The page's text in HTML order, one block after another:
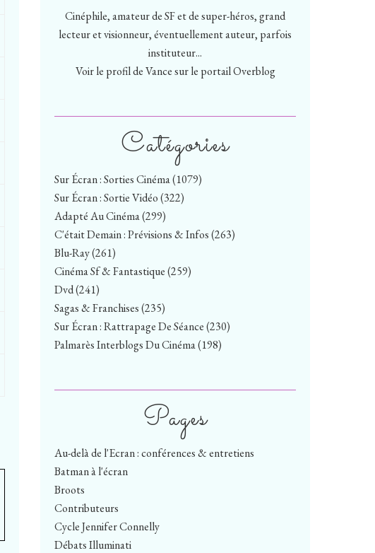
Catégories
Sur Écran : Sorties Cinéma(1079)
Sur Écran : Sortie Vidéo(322)
Adapté Au Cinéma(299)
C'était Demain : Prévisions & Infos(263)
Blu-Ray(261)
Cinéma Sf & Fantastique(259)
Dvd(241)
Sagas & Franchises(235)
Sur Écran : Rattrapage De Séance(230)
Palmarès Interblogs Du Cinéma(198)
Pages
Au-delà de l'Ecran : conférences & entretiens
Batman à l'écran
Broots
Contributeurs
Cycle Jennifer Connelly
Débats Illuminati
Cinéphile, amateur de SF et de super-héros, grand
lecteur et visionneur, éventuellement auteur, parfois
instituteur...
Voir le profil deVancesur le portail Overblog